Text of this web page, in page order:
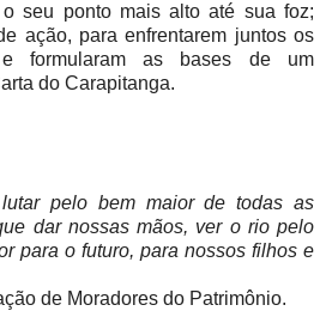
seu ponto mais alto até sua foz;
ação, para enfrentarem juntos os
e formularam as bases de um
do Carapitanga.
lutar pelo bem maior de todas as
dar nossas mãos, ver o rio pelo
para o futuro, para nossos filhos e
de Moradores do Patrimônio.